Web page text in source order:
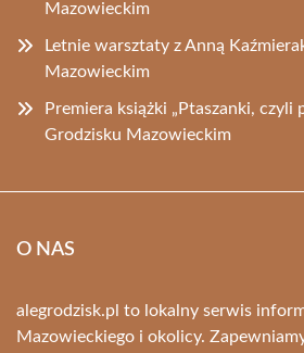
Mazowieckim
Letnie warsztaty z Anną
Mazowieckim
Premiera książki „Ptaszanki,
Grodzisku Mazowieckim
O NAS
alegrodzisk.pl to lokalny serwis
Mazowieckiego i okolicy.